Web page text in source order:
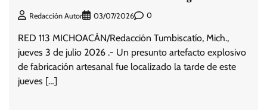
Redacción Autor 03/07/2026 0
RED 113 MICHOACÁN/Redacción Tumbiscatío, Mich.,
jueves 3 de julio 2026 .- Un presunto artefacto explosivo
de fabricación artesanal fue localizado la tarde de este
jueves […]